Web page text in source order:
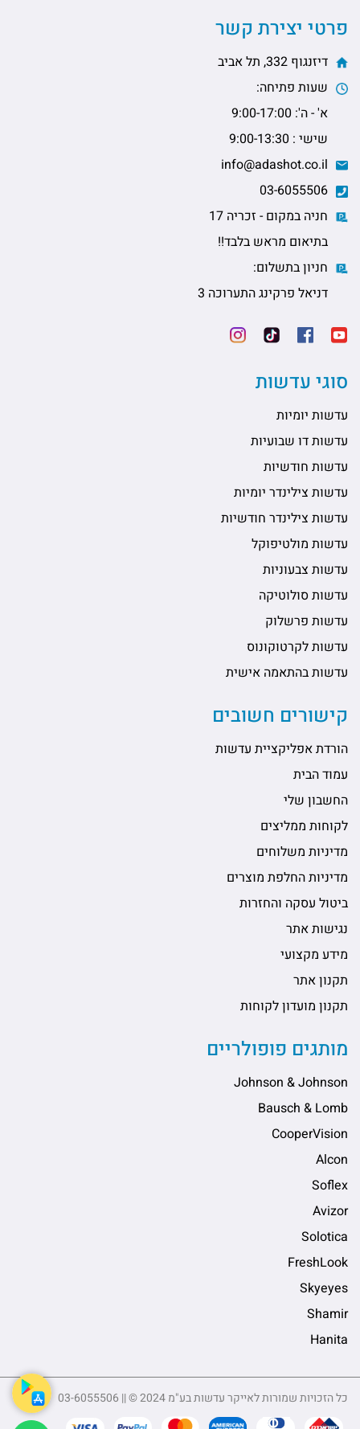
פרטי יצירת קשר
דיזנגוף 332, תל אביב
שעות פתיחה:
א' - ה': 9:00-17:00
שישי : 9:00-13:30
חניה במקום - זכריה 17
בתיאום מראש בלבד!!
חניון בתשלום:
דניאל פרקינג התערוכה 3
סוגי עדשות
עדשות יומיות
עדשות דו שבועיות
עדשות חודשיות
עדשות צילינדר יומיות
עדשות צילינדר חודשיות
עדשות מולטיפוקל
עדשות צבעוניות
עדשות סולוטיקה
עדשות פרשלוק
עדשות לקרטוקונוס
עדשות בהתאמה אישית
קישורים חשובים
הורדת אפליקציית עדשות
עמוד הבית
החשבון שלי
לקוחות ממליצים
מדיניות משלוחים
מדיניות החלפת מוצרים
ביטול עסקה והחזרות
נגישות אתר
מידע מקצועי
תקנון אתר
תקנון מועדון לקוחות
מותגים פופולריים
Johnson & Johnson
Bausch & Lomb
CooperVision
Alcon
Soflex
Avizor
Solotica
FreshLook
Skyeyes
Shamir
Hanita
כל הזכויות שמורות לאייקר עדשות בע"מ 2024 © || 03-6055506